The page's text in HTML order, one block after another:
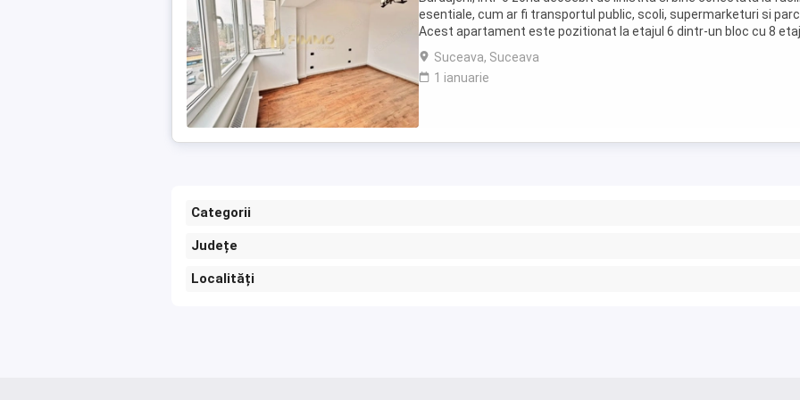
esentiale, cum ar fi transportul public, scoli, supermarketuri si
Acest apartament este pozitionat la etajul 6 dintr-un bloc cu 8
oferind o priveliste ...
Suceava, Suceava
1 ianuarie
Categorii
Județe
Localități